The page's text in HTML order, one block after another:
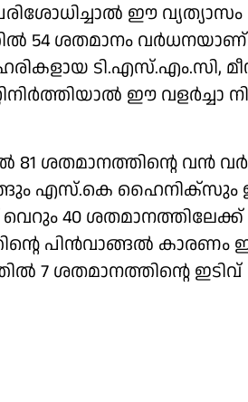
ഈ വ്യത്യാസം
54 ശതമാനം
ടി.എസ്.എം.സി,
ഈ വളര്‍ച്ചാ
ശതമാനത്തിന്റെ വന്‍
എസ്.കെ
40 ശതമാനത്തിലേക്ക്
പിന്‍വാങ്ങല്‍ കാരണം
7 ശതമാനത്തിന്റെ ഇടിവ്